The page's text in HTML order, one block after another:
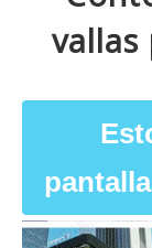
vallas